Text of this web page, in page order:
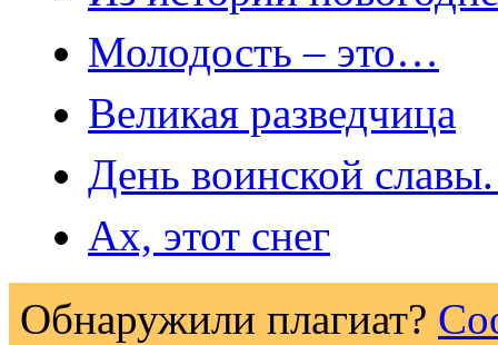
Молодость – это…
Великая разведчица
День воинской
Ах, этот снег
Обнаружили плагиат?